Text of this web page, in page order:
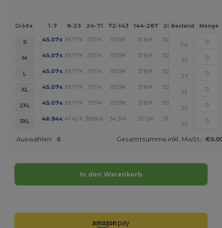
Größe 1-7 8-23 24-71 72-143 144-287 288 + Mehr
Bestand Menge
S 45.07€ 39.77€ 37.11€ 33.13€ 31.81 € 30.48
24
M
45.07€ 39.77€ 37.11€ 33.13€ 31.81 € 30.48
33
L
45.07€ 39.77€ 37.11€ 33.13€ 31.81 € 30.48
27
XL
45.07€ 39.77€ 37.11€ 33.13€ 31.81 € 30.48
13
2XL
45.07€ 39.77€ 37.11€ 33.13€ 31.81 € 30.48
25
3XL
46.94€ 41.42 € 38.66€ 34.51 € 33.13€ 31.75
25
Auswahlen: 0 Gesamtsumme inkl. MwSt.:
In den Warenkorb